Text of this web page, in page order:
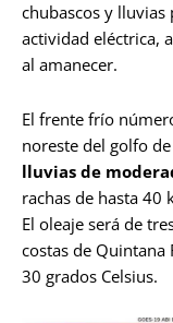
chubascos y lluvias
actividad eléctrica,
al amanecer.
El frente frío
noreste del golfo
lluvias de
rachas de hasta 40
El oleaje será de
costas de
30 grados Celsius.